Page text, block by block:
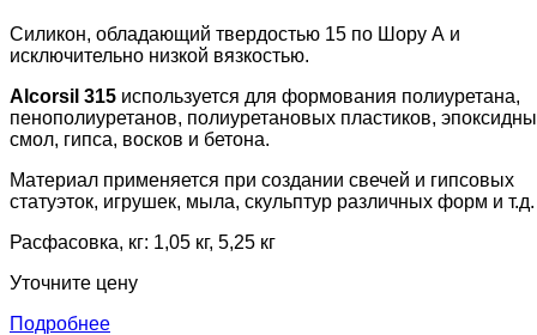
Силикон, обладающий твердостью 15 по Шору А и
исключительно низкой вязкостью.
Alcorsil 315 используется для формования полиуретана,
пенополиуретанов, полиуретановых пластиков,
смол, гипса, восков и бетона.
Материал применяется при создании свечей и гипсовых
статуэток, игрушек, мыла, скульптур различных форм и т.д.
Расфасовка, кг: 1,05 кг, 5,25 кг
Уточните цену
Подробнее